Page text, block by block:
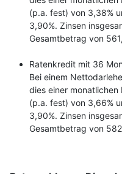
(p.a. fest) von 3,38%
3,90%. Zinsen
Gesamtbetrag von
Ratenkredit mit 36
Bei einem
dies einer monatlichen
(p.a. fest) von 3,66%
3,90%. Zinsen
Gesamtbetrag von